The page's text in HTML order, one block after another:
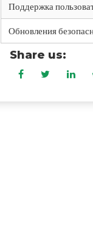
Поддержка
Обновления
Share us: